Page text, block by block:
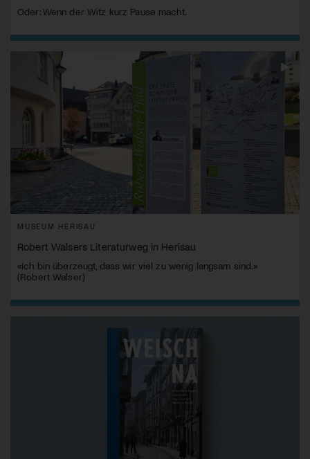
Oder: Wenn der Witz kurz Pause macht.
MUSEUM HERISAU
Robert Walsers Literaturweg in Herisau
«Ich bin überzeugt, dass wir viel zu wenig langsam sind.»
(Robert Walser)